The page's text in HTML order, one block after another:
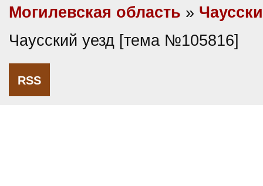
Могилевская область »
Чаусский уезд [тема №105816]
RSS